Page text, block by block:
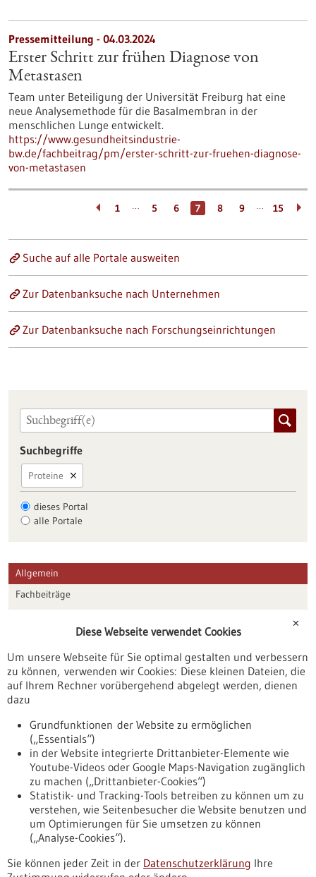
Pressemitteilung - 04.03.2024
Erster Schritt zur frühen Diagnose von
Metastasen
Team unter Beteiligung der Universität Freiburg hat eine
neue Analysemethode für die Basalmembran in der
menschlichen Lunge entwickelt.
https://www.gesundheitsindustrie-
bw.de/fachbeitrag/pm/erster-schritt-zur-fruehen-diagnose-
von-metastasen
1 … 5 6 7 8 9 … 15
Suche auf alle Portale ausweiten
Zur Datenbanksuche nach Unternehmen
Zur Datenbanksuche nach Forschungseinrichtungen
Suchbegriffe
Proteine
dieses Portal
alle Portale
Allgemein
Fachbeiträge
Veranstaltungen
Erscheinungsdatum
Nach oben
Informiert bleiben
✕
Diese Webseite verwendet Cookies
Um unsere Webseite für Sie optimal gestalten und verbessern
zu können, verwenden wir Cookies: Diese kleinen Dateien, die
auf Ihrem Rechner vorübergehend abgelegt werden, dienen
dazu
Grundfunktionen der Website zu ermöglichen
(„Essentials“)
in der Website integrierte Drittanbieter-Elemente wie
Youtube-Videos oder Google Maps-Navigation zugänglich
zu machen („Drittanbieter-Cookies“)
Statistik- und Tracking-Tools betreiben zu können um zu
verstehen, wie Seitenbesucher die Website benutzen und
um Optimierungen für Sie umsetzen zu können
(„Analyse-Cookies“).
Sie können jeder Zeit in der Datenschutzerklärung Ihre